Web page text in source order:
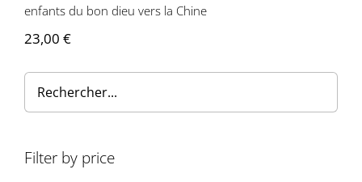
enfants du bon dieu vers la Chine
23,00 €
Filter by price